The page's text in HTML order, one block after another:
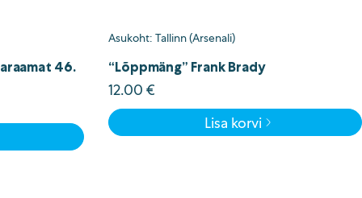
46.
Asukoht: Tallinn (Arsenali)
“Lõppmäng” Frank Brady
12.00€
Lisa korvi